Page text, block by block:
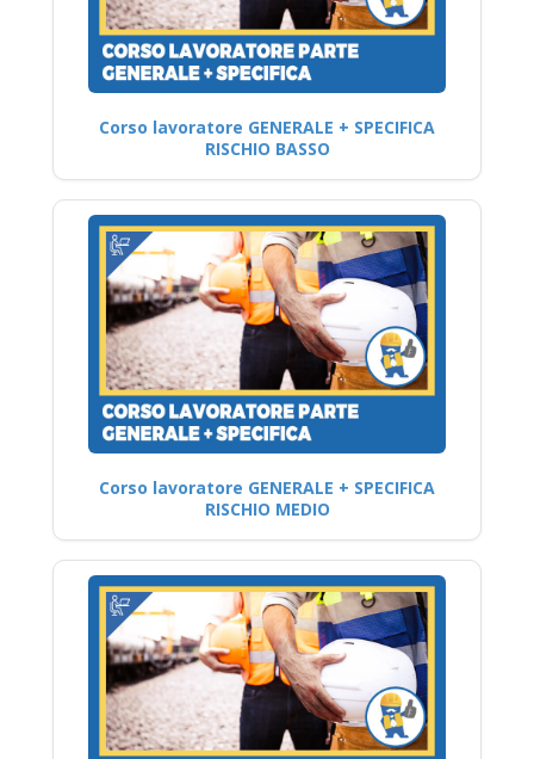
Corso lavoratore GENERALE + SPECIFICA
RISCHIO BASSO
Corso lavoratore GENERALE + SPECIFICA
RISCHIO MEDIO